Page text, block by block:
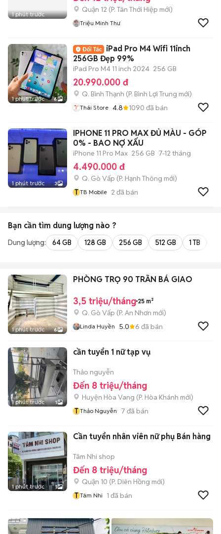
1 phút trước
Quận 12 (P. Tân Thới Hiệp mới)
Triệu Minh Thư
1 phút trước 6
iPad Pro M4 Wifi 11inch
256GB Đẹp 99%
iPad Pro M4 11 inch 2024 256 GB
20.990.000 đ
Q. Bình Thạnh (P. Bình Lợi Trung mới)
Thái Store 4.8 1090 đã bán
1 phút trước 3
IPHONE 11 PRO MAX ĐỦ MÀU - GÓP
0% - BAO NỢ XẤU
iPhone 11 Pro Max 256 GB 7-12 tháng
4.490.000 đ
Q. Gò Vấp (P. Hạnh Thông mới)
T TB Mobile 2 đã bán
Bạn cần tìm dung lượng nào ?
Dung lượng: 64 GB 128 GB 256 GB 512 GB 1 TB
1 phút trước 6
PHÒNG TRỌ 90 TRẦN BÁ GIAO
3,5 triệu/tháng 25 m²
Q. Gò Vấp (P. An Nhơn mới)
Linda Huyền 5.0 6 đã bán
1 phút trước 1
cần tuyển 1 nữ tạp vụ
Thảo nguyễn
Đến 8 triệu/tháng
Huyện Hòa Vang (P. Hòa Khánh mới)
T Thảo Nguyễn 7 đã bán
1 phút trước 1
Cần tuyển nhân viên nữ phụ Bán hàng
Tâm Nhi shop
Đến 8 triệu/tháng
Quận 10 (P. Diên Hồng mới)
T Tâm Nhi 1 đã bán